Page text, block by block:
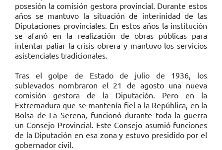
posesión la comisión gestora provincial. Durante estos
años se mantuvo la situación de interinidad de las
Diputaciones provinciales. En estos años la institución
se afanó en la realización de obras públicas para
intentar paliar la crisis obrera y mantuvo los servicios
asistenciales tradicionales.
Tras el golpe de Estado de julio de 1936, los
sublevados nombraron el 21 de agosto una nueva
comisión gestora de la Diputación. Pero en la
Extremadura que se mantenía fiel a la República, en la
Bolsa de La Serena, funcionó durante toda la guerra
un Consejo Provincial. Este Consejo asumió funciones
de la Diputación en esa zona y estuvo presidido por el
gobernador civil.